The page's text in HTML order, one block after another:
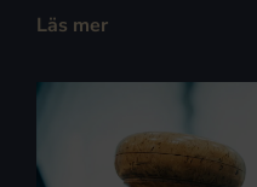
Läs mer